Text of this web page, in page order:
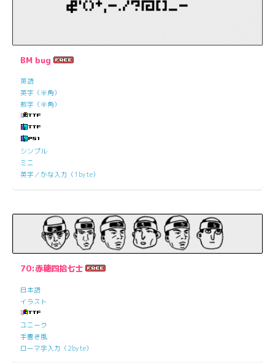
BM bug
英語
英字（半角）
数字（半角）
シンプル
ミニ
英字／かな入力（1byte）
70:赤穂四拾七士
日本語
イラスト
ユニーク
手書き風
ローマ字入力（2byte）